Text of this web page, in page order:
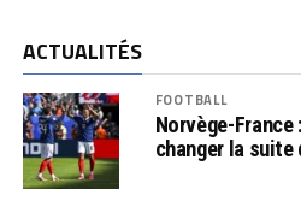
ACTUALITÉS
FOOTBALL
Norvège-France
changer la suite